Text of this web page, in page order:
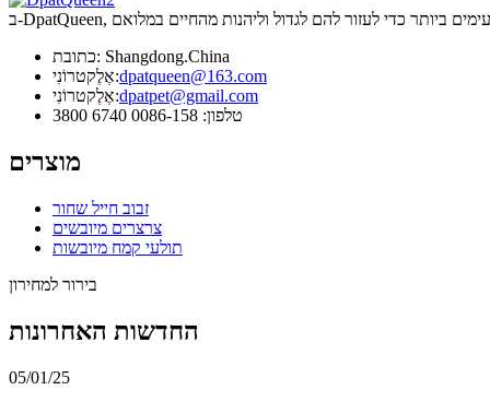
כתובת: Shangdong.China
אֶלֶקטרוֹנִי:dpatqueen@163.com
אֶלֶקטרוֹנִי:dpatpet@gmail.com
טלפון: 0086-158 6740 3800
מוצרים
זבוב חייל שחור
צרצרים מיובשים
תולעי קמח מיובשות
בירור למחירון
החדשות האחרונות
05/01/25